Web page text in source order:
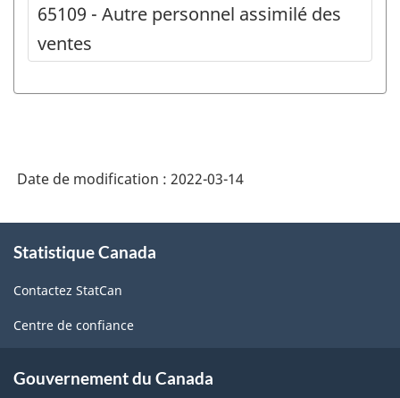
65109 - Autre personnel assimilé des
ventes
Date de modification : 2022-03-14
propos
ce
site
Statistique Canada
Contactez StatCan
Centre de confiance
Gouvernement du Canada